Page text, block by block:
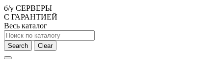
б/у СЕРВЕРЫ
С ГАРАНТИЕЙ
Весь каталог
Search Clear